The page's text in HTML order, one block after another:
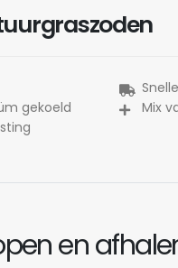
gekoeld
Mix
en